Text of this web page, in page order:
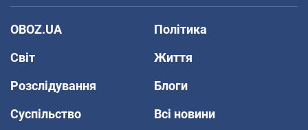
OBOZ.UA
Політика
Світ
Життя
Розслідування
Блоги
Суспільство
Всі новини